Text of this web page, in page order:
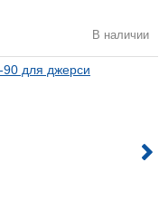
В наличии
для джерси